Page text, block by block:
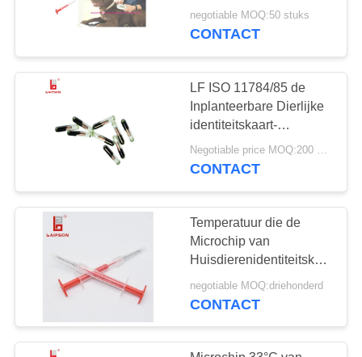
Varkensoormerken
124
schapenoormerken
Spaanderimplant,
Capaciteit de met 128
de Huisdierendrijver
negotiable MOQ:50 stuks
CONTACT
LF ISO 11784/85 de
Inplanteerbare Dierlijke
identiteitskaart-
Markering 125KHZ
134.2KHZ van het
Negotiable price MOQ:200 stuks
CONTACT
Temperatuur die de
Microchip van
Huisdierenidentiteitskaart
voor Veevarken
Schapen het
negotiable MOQ:driehonderd
CONTACT